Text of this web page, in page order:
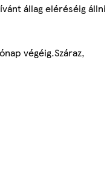
állag eléréséig állni
végéig.Száraz,